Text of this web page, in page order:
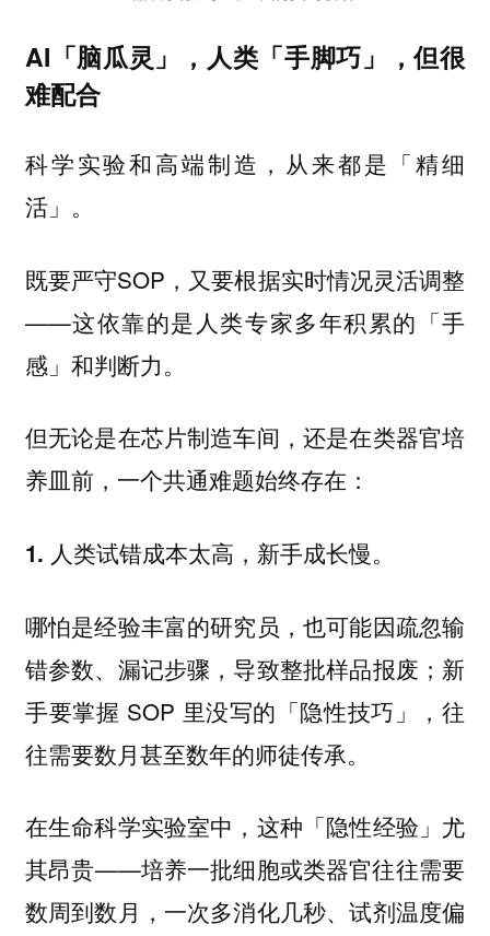
AI「脑瓜灵」，人类「手脚巧」，但很
难配合
科学实验和高端制造，从来都是「精细
活」。
既要严守SOP，又要根据实时情况灵活调整
——这依靠的是人类专家多年积累的「手
感」和判断力。
但无论是在芯片制造车间，还是在类器官培
养皿前，一个共通难题始终存在：
1. 人类试错成本太高，新手成长慢。
哪怕是经验丰富的研究员，也可能因疏忽输
错参数、漏记步骤，导致整批样品报废；新
手要掌握 SOP 里没写的「隐性技巧」，往
往需要数月甚至数年的师徒传承。
在生命科学实验室中，这种「隐性经验」尤
其昂贵——培养一批细胞或类器官往往需要
数周到数月，一次多消化几秒、试剂温度偏